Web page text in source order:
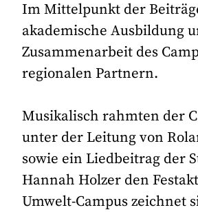
Im Mittelpunkt der
akademische Ausbildung
Zusammenarbeit des
regionalen Partnern.
Musikalisch rahmten der
unter der Leitung von
sowie ein Liedbeitrag der
Hannah Holzer den
Umwelt-Campus zeichnet